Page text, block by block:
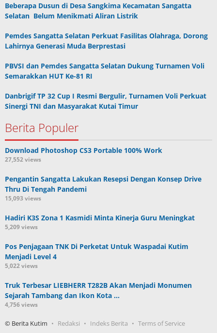
Beberapa Dusun di Desa Sangkima Kecamatan Sangatta
Selatan Belum Menikmati Aliran Listrik
Pemdes Sangatta Selatan Perkuat Fasilitas Olahraga, Dorong
Lahirnya Generasi Muda Berprestasi
PBVSI dan Pemdes Sangatta Selatan Dukung Turnamen Voli
Semarakkan HUT Ke-81 RI
Danbrigif TP 32 Cup I Resmi Bergulir, Turnamen Voli Perkuat
Sinergi TNI dan Masyarakat Kutai Timur
Berita Populer
Download Photoshop CS3 Portable 100% Work
27,552 views
Pengantin Sangatta Lakukan Resepsi Dengan Konsep Drive
Thru Di Tengah Pandemi
15,093 views
Hadiri K3S Zona 1 Kasmidi Minta Kinerja Guru Meningkat
5,209 views
Pos Penjagaan TNK Di Perketat Untuk Waspadai Kutim
Menjadi Level 4
5,022 views
Truk Terbesar LIEBHERR T282B Akan Menjadi Monumen
Sejarah Tambang dan Ikon Kota …
4,756 views
© Berita Kutim Redaksi Indeks Berita Terms of Service